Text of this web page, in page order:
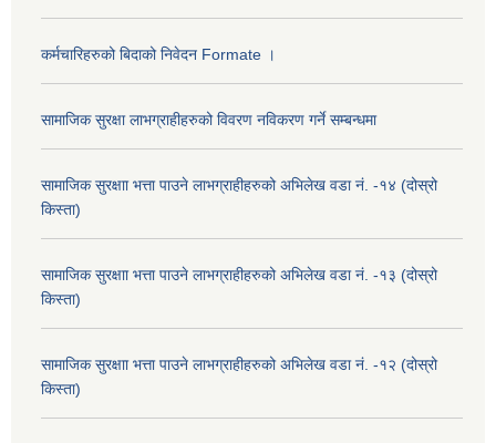
कर्मचारिहरुको बिदाको निवेदन Formate ।
सामाजिक सुरक्षा लाभग्राहीहरुको विवरण नविकरण गर्ने सम्बन्धमा
सामाजिक सुरक्षाा भत्ता पाउने लाभग्राहीहरुको अभिलेख वडा नं. -१४ (दोस्रो
किस्ता)
सामाजिक सुरक्षाा भत्ता पाउने लाभग्राहीहरुको अभिलेख वडा नं. -१३ (दोस्रो
किस्ता)
सामाजिक सुरक्षाा भत्ता पाउने लाभग्राहीहरुको अभिलेख वडा नं. -१२ (दोस्रो
किस्ता)